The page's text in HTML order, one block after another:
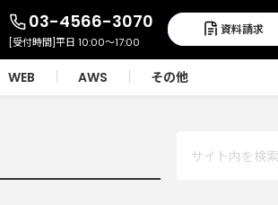
WEB AWS その他
03-4566-3070 資料請求